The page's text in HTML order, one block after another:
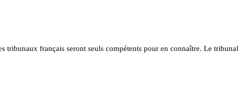
tribunaux français seront seuls compétents pour en connaître. Le tribunal